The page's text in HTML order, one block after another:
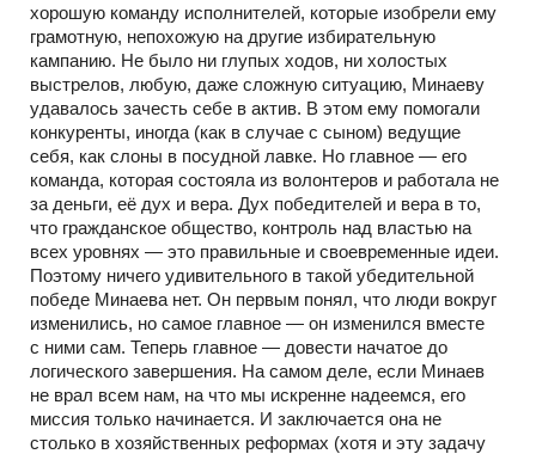
хорошую команду исполнителей, которые изобрели ему
грамотную, непохожую на другие избирательную
кампанию. Не было ни глупых ходов, ни холостых
выстрелов, любую, даже сложную ситуацию, Минаеву
удавалось зачесть себе в актив. В этом ему помогали
конкуренты, иногда (как в случае с сыном) ведущие
себя, как слоны в посудной лавке. Но главное — его
команда, которая состояла из волонтеров и работала не
за деньги, её дух и вера. Дух победителей и вера в то,
что гражданское общество, контроль над властью на
всех уровнях — это правильные и своевременные идеи.
Поэтому ничего удивительного в такой убедительной
победе Минаева нет. Он первым понял, что люди вокруг
изменились, но самое главное — он изменился вместе
с ними сам. Теперь главное — довести начатое до
логического завершения. На самом деле, если Минаев
не врал всем нам, на что мы искренне надеемся, его
миссия только начинается. И заключается она не
столько в хозяйственных реформах (хотя и эту задачу